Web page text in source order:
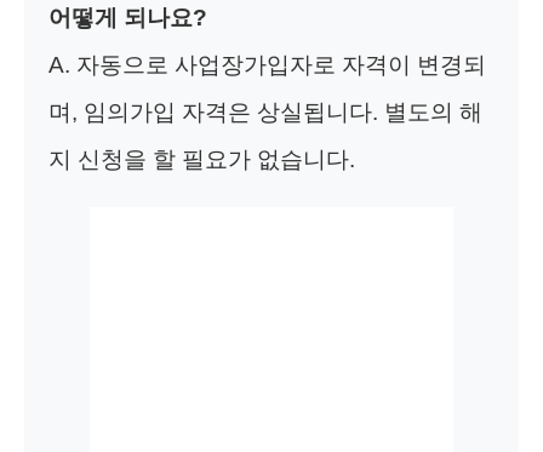
어떻게 되나요?
A. 자동으로 사업장가입자로 자격이 변경되
며, 임의가입 자격은 상실됩니다. 별도의 해
지 신청을 할 필요가 없습니다.